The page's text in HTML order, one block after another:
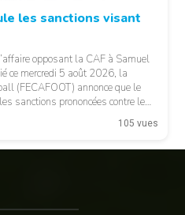
les sanctions visant
opposant la CAF à Samuel
ce mercredi 5 août 2026, la
(FECAFOOT) annonce que le
sanctions prononcées contre le
Le dossier concernait les
Maroc […]
105 vues